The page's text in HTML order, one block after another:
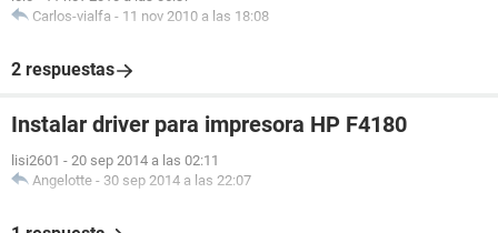
Carlos-vialfa - 11 nov 2010 a las 18:08
2 respuestas
Instalar driver para impresora HP F4180
lisi2601 - 20 sep 2014 a las 02:11
Angelotte - 30 sep 2014 a las 22:07